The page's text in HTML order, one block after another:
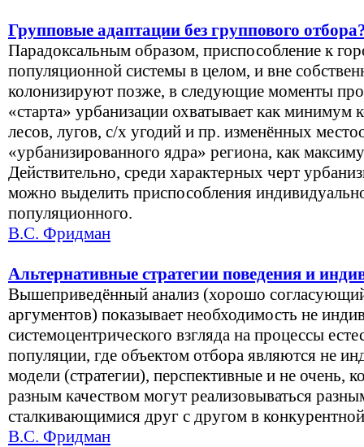
Групповые адаптации без группового
Парадоксальным образом, приспособление к
популяционной системы в целом, и вне
колонизируют позже, в следующие моменты
«старта» урбанизации охватывает как минимум
лесов, лугов, с/х угодий и пр. изменённых
«урбанизированного ядра» региона, как
Действительно, среди характерных черт
можно выделить приспособления
популяционного.
В.С. Фридман
Альтернативные стратегии поведения и
Вышеприведённый анализ (хорошо
аргументов) показывает необходимость не
системоцентрического взгляда на процессы
популяции, где объектом отбора являются не
модели (стратегии), перспективные и не очень,
разным качеством могут реализовываться
сталкивающимися друг с другом в
В.С. Фридман